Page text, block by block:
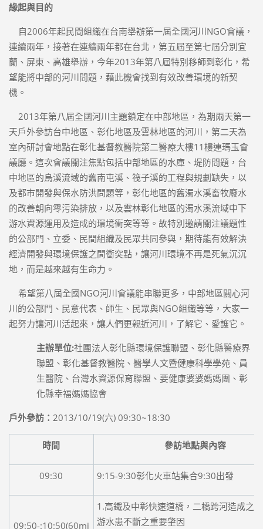
緣起與目的
自2006年起民間組織在台南舉辦第一屆全國河川NGO會議，
連續兩年，接著在連續兩年都在台北，第五屆至第七屆分別宜
蘭、屏東、高雄舉辦，今年2013年第八屆特別移師到彰化，希
望能將中部的河川問題，藉此機會找到有效改善環境的新契
機。
2013年第八屆全國河川主題鎖定在中部地區，為期兩天第一
天戶外參訪台中地區、彰化地區及雲林地區的河川，第二天為
室內研討會地點在彰化基督教醫院第二醫療大樓11樓連瑪玉會
議廳。這次會議關注焦點包括中部地區的水庫、堤防問題，台
中地區的烏溪流域的舊南屯溪、筏子溪的工程與規劃缺失，以
及都市開發與保水防洪問題等，彰化地區的舊濁水溪畜牧廢水
的改善朝向零污染排放，以及雲林彰化地區的濁水溪流域中下
游水資源運用及造成的環境衝突等等。故特別邀請關注議題性
的公部門、立委、民間組織及民眾共同參與，期待能有效解決
經濟開發與環境保護之間衝突點，讓河川環境不再是死氣沉沉
地，而是越來越有生命力。
希望第八屆全國NGO河川會議能串聯更多，中部地區關心河
川的公部門、民意代表、師生、民眾與NGO組織等等，大家一
起努力讓河川活起來，讓人們更親近河川，了解它、愛護它。
主辦單位:社團法人彰化縣環境保護聯盟、彰化縣醫療界
聯盟、彰化基督教醫院、醫學人文暨健康科學學苑、員
生醫院、台灣水資源保育聯盟、要健康婆婆媽媽團、彰
化縣幸福媽媽協會
戶外參訪： 2013/10/19(六) 09:30~18:30
時間 參訪地點與內容
09:30 9:15-9:30彰化火車站集合9:30出發
09:50-:10:50(60mi
1.高鐵及中彰快速道橋，二橋跨河造成之
游水患不斷之重要肇因